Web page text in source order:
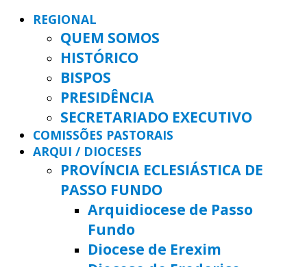
REGIONAL
QUEM SOMOS
HISTÓRICO
BISPOS
PRESIDÊNCIA
SECRETARIADO EXECUTIVO
COMISSÕES PASTORAIS
ARQUI / DIOCESES
PROVÍNCIA ECLESIÁSTICA DE
PASSO FUNDO
Arquidiocese de Passo
Fundo
Diocese de Erexim